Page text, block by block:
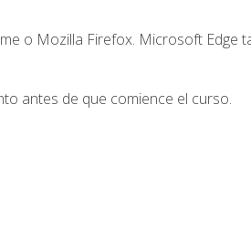
o Mozilla Firefox. Microsoft Edge
antes de que comience el curso.